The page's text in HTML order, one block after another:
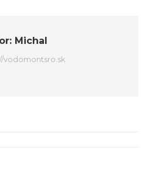
Michal
vodomontsro.sk